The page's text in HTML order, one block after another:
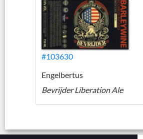
#103630
Engelbertus
Bevrijder Liberation Ale